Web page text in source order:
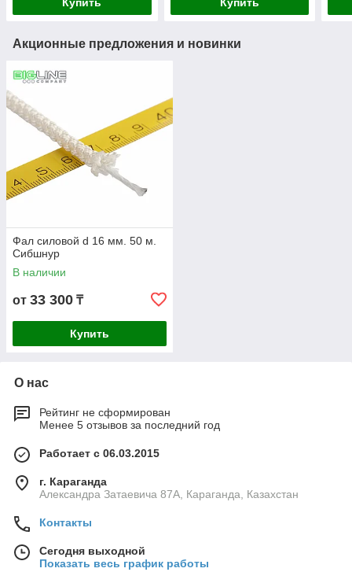
Купить Купить
Акционные предложения и новинки
Фал силовой d 16 мм. 50 м.
Сибшнур
В наличии
от 33 300 ₸
Купить
О нас
Рейтинг не сформирован
Менее 5 отзывов за последний год
Работает с 06.03.2015
г. Караганда
Александра Затаевича 87А, Караганда, Казахстан
Контакты
Сегодня выходной
Показать весь график работы